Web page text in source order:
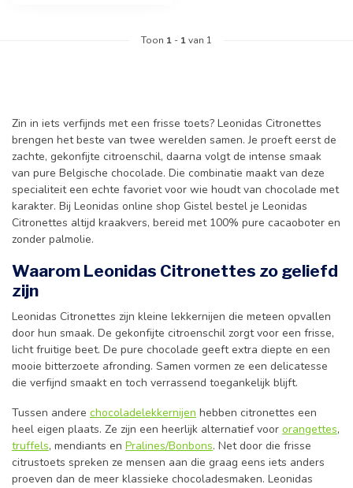
Toon 1 - 1van 1
Zin in iets verfijnds met een frisse toets? Leonidas Citronettes
brengen het beste van twee werelden samen. Je proeft eerst de
zachte, gekonfijte citroenschil, daarna volgt de intense smaak
van pure Belgische chocolade. Die combinatie maakt van deze
specialiteit een echte favoriet voor wie houdt van chocolade met
karakter. Bij Leonidas online shop Gistel bestel je Leonidas
Citronettes altijd kraakvers, bereid met 100% pure cacaoboter en
zonder palmolie.
Waarom Leonidas Citronettes zo geliefd
zijn
Leonidas Citronettes zijn kleine lekkernijen die meteen opvallen
door hun smaak. De gekonfijte citroenschil zorgt voor een frisse,
licht fruitige beet. De pure chocolade geeft extra diepte en een
mooie bitterzoete afronding. Samen vormen ze een delicatesse
die verfijnd smaakt en toch verrassend toegankelijk blijft.
Tussen andere chocoladelekkernijen hebben citronettes een
heel eigen plaats. Ze zijn een heerlijk alternatief voor orangettes,
truffels, mendiants en Pralines/Bonbons. Net door die frisse
citrustoets spreken ze mensen aan die graag eens iets anders
proeven dan de meer klassieke chocoladesmaken. Leonidas